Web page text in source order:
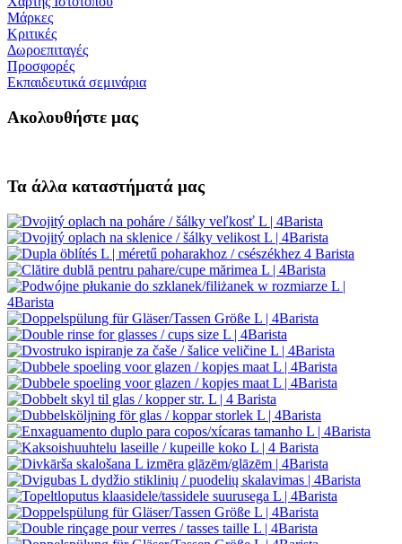
Μάρκες
Κριτικές
Δωροεπιταγές
Προσφορές
Εκπαιδευτικά σεμινάρια
Ακολουθήστε μας
Τα άλλα καταστήματά μας